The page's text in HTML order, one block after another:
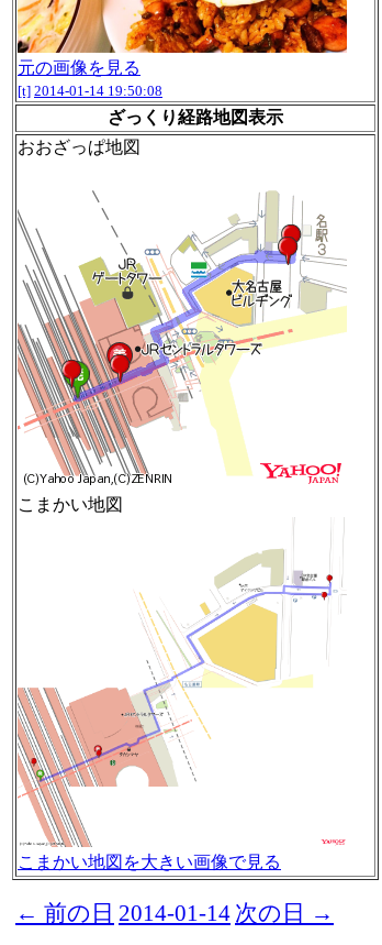
元の画像を見る
[t] 2014-01-14 19:50:08
ざっくり経路地図表示
おおざっぱ地図
こまかい地図
こまかい地図を大きい画像で見る
← 前の日 2014-01-14 次の日 →